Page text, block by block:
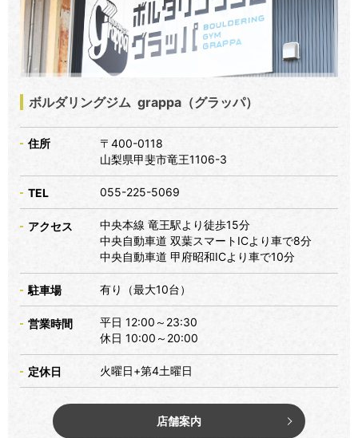
ボルダリングジム grappa（グラッパ）
住所
〒400-0118
山梨県甲斐市竜王1106-3
TEL 055-225-5069
アクセス
中央本線 竜王駅より徒歩15分
中央自動車道 双葉スマートICより車で8分
中央自動車道 甲府昭和ICより車で10分
駐車場 有り（最大10台）
営業時間
平日 12:00～23:30
休日 10:00～20:00
定休日 火曜日+第4土曜日
店舗案内